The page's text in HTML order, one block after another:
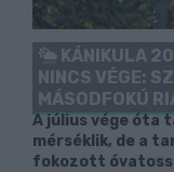
KÁNIKULA
NINCS VÉGE:
MÁSODFOKÚ
A július vége óta
mérséklik, de a
fokozott